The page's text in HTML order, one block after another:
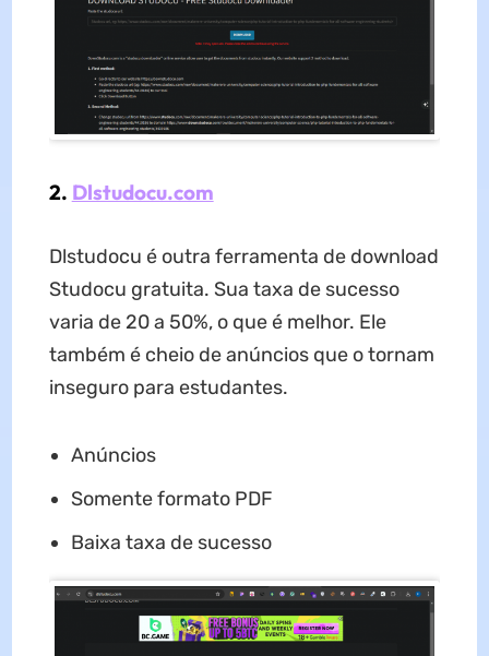
2. Dlstudocu.com
Dlstudocu é outra ferramenta de download
Studocu gratuita. Sua taxa de sucesso
varia de 20 a 50%, o que é melhor. Ele
também é cheio de anúncios que o tornam
inseguro para estudantes.
Anúncios
Somente formato PDF
Baixa taxa de sucesso